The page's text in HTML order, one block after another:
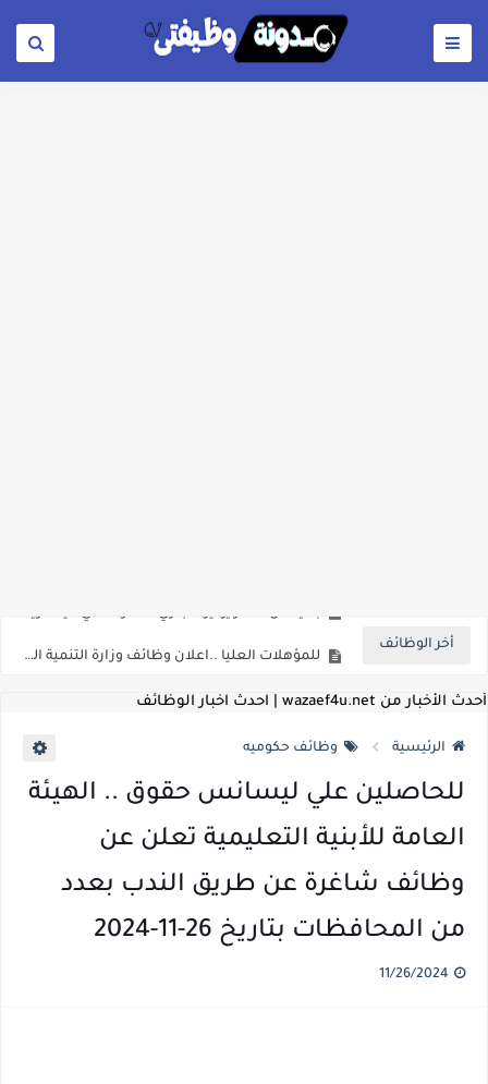
أخر الوظائف للمؤهلات العليا ..اعلان وظائف وزارة التنمية المحلية " اخصائي تخطيط - مهندس - اخصائي حاسبات - باحث قانوني " والتقديم الكتروني بتاريخ 15-7-2026
اعلان وظائف الهيئة القومية لسلامة الغذاء " لشغل وظيفة مفتش أغذية " لخريجي علوم / زراعة / طب بيطري "... الشروط والاوراق المطلوبة وكيفية التقديم
للمؤهلات العليا والمتوسطه.. جامعة ميريت تعلن عن وظائف شاغرة بتاريخ 20 مايو 2026
أحدث الأخبار من wazaef4u.net | احدث اخبار الوظائف
الرئيسية وظائف حكوميه
للحاصلين علي ليسانس حقوق .. الهيئة
العامة للأبنية التعليمية تعلن عن
وظائف شاغرة عن طريق الندب بعدد
من المحافظات بتاريخ 26-11-2024